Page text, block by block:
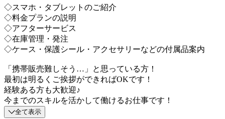
◇スマホ・タブレットのご紹介
◇料金プランの説明
◇アフターサービス
◇在庫管理・発注
◇ケース・保護シール・アクセサリーなどの付属品案内
「携帯販売難しそう…」と思っている方！
最初は明るくご挨拶ができればOKです！
経験ある方も大歓迎♪
今までのスキルを活かして働けるお仕事です！
全て表示